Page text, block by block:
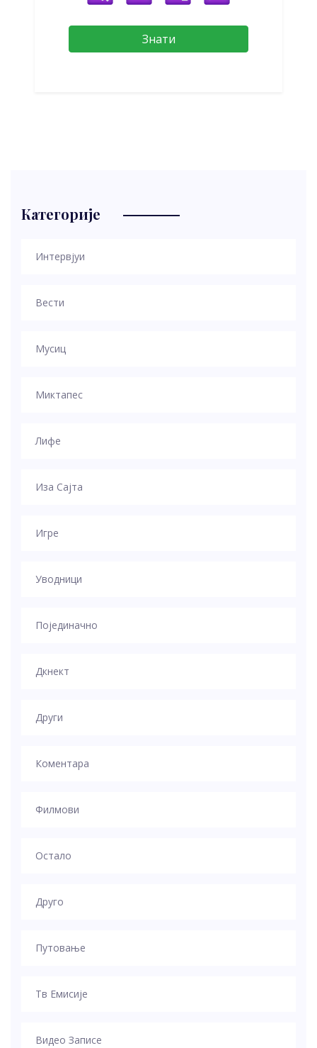
Знати
Категорије
Интервјуи
Вести
Мусиц
Миктапес
Лифе
Иза Сајта
Игре
Уводници
Појединачно
Дкнект
Други
Коментара
Филмови
Остало
Друго
Путовање
Тв Емисије
Видео Записе